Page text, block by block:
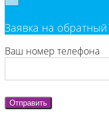
Заявка на
Ваш номер телефона
Отправить